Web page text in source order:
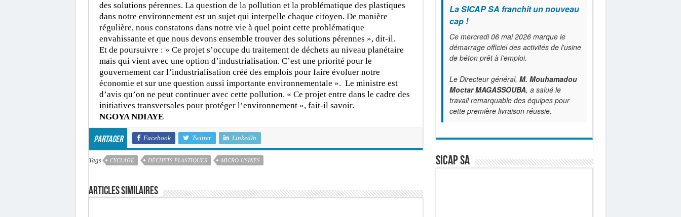
des solutions pérennes. La question de la pollution et la problématique des plastiques
dans notre environnement est un sujet qui interpelle chaque citoyen. De manière
régulière, nous constatons dans notre vie à quel point cette problématique
envahissante et que nous devons ensemble trouver des solutions pérennes », dit-il.
Et de poursuivre : » Ce projet s’occupe du traitement de déchets au niveau planétaire
mais qui vient avec une option d’industrialisation. C’est une priorité pour le
gouvernement car l’industrialisation créé des emplois pour faire évoluer notre
économie et sur une question aussi importante environnementale ». Le ministre est
d’avis qu’on ne peut continuer avec cette pollution. « Ce projet entre dans le cadre des
initiatives transversales pour protéger l’environnement », fait-il savoir.
NGOYA NDIAYE
Partager Facebook Twitter LinkedIn
Tags CYCLAGE DÉCHETS PLASTIQUES MICRO-USINES
Articles similaires
La SICAP SA franchit un nouveau
cap !
Ce mercredi 06 mai 2026 marque le
démarrage officiel des activités de l'usine
de béton prêt à l’emploi.
Le Directeur général, M. Mouhamadou
Moctar MAGASSOUBA, a salué le
travail remarquable des équipes pour
cette première livraison réussie.
SICAP SA